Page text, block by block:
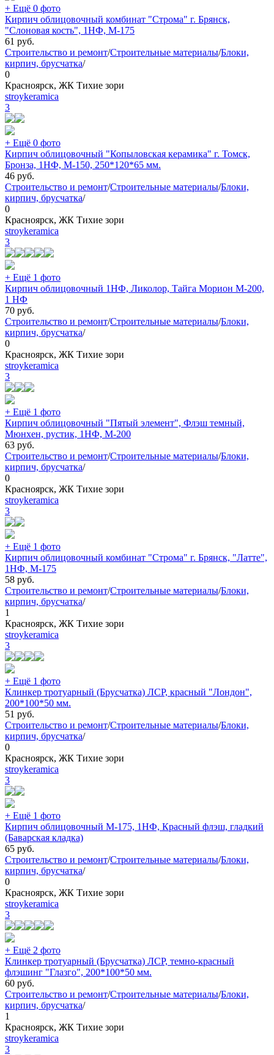
+ Ещё 0 фото
Кирпич облицовочный комбинат "Строма" г. Брянск,
"Слоновая кость", 1НФ, М-175
61 руб.
Строительство и ремонт/Строительные материалы/Блоки,
кирпич, брусчатка/
0
Красноярск, ЖК Тихие зори
stroykeramica
3
+ Ещё 0 фото
Кирпич облицовочный "Копыловская керамика" г. Томск,
Бронза, 1НФ, М-150, 250*120*65 мм.
46 руб.
Строительство и ремонт/Строительные материалы/Блоки,
кирпич, брусчатка/
0
Красноярск, ЖК Тихие зори
stroykeramica
3
+ Ещё 1 фото
Кирпич облицовочный 1НФ, Ликолор, Тайга Морион М-200,
1 НФ
70 руб.
Строительство и ремонт/Строительные материалы/Блоки,
кирпич, брусчатка/
0
Красноярск, ЖК Тихие зори
stroykeramica
3
+ Ещё 1 фото
Кирпич облицовочный "Пятый элемент", Флэш темный,
Мюнхен, рустик, 1НФ, М-200
63 руб.
Строительство и ремонт/Строительные материалы/Блоки,
кирпич, брусчатка/
0
Красноярск, ЖК Тихие зори
stroykeramica
3
+ Ещё 1 фото
Кирпич облицовочный комбинат "Строма" г. Брянск, "Латте",
1НФ, М-175
58 руб.
Строительство и ремонт/Строительные материалы/Блоки,
кирпич, брусчатка/
1
Красноярск, ЖК Тихие зори
stroykeramica
3
+ Ещё 1 фото
Клинкер тротуарный (Брусчатка) ЛСР, красный "Лондон",
200*100*50 мм.
51 руб.
Строительство и ремонт/Строительные материалы/Блоки,
кирпич, брусчатка/
0
Красноярск, ЖК Тихие зори
stroykeramica
3
+ Ещё 1 фото
Кирпич облицовочный М-175, 1НФ, Красный флэш, гладкий
(Баварская кладка)
65 руб.
Строительство и ремонт/Строительные материалы/Блоки,
кирпич, брусчатка/
0
Красноярск, ЖК Тихие зори
stroykeramica
3
+ Ещё 2 фото
Клинкер тротуарный (Брусчатка) ЛСР, темно-красный
флэшинг "Глазго", 200*100*50 мм.
60 руб.
Строительство и ремонт/Строительные материалы/Блоки,
кирпич, брусчатка/
1
Красноярск, ЖК Тихие зори
stroykeramica
3